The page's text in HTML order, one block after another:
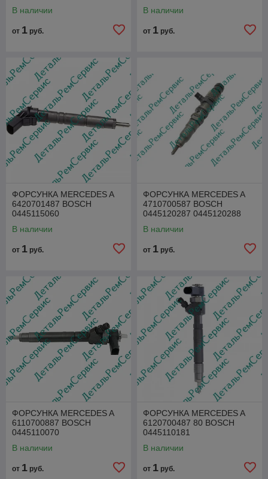
В наличии
от 1 руб.
В наличии
от 1 руб.
ФОРСУНКА MERCEDES A
6420701487 BOSCH
0445115060
В наличии
от 1 руб.
ФОРСУНКА MERCEDES A
4710700587 BOSCH
0445120287 0445120288
В наличии
от 1 руб.
ФОРСУНКА MERCEDES A
6110700887 BOSCH
0445110070
В наличии
от 1 руб.
ФОРСУНКА MERCEDES A
6120700487 80 BOSCH
0445110181
В наличии
от 1 руб.